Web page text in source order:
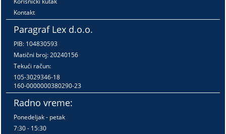
Kontakt
Paragraf Lex d.o.o.
PIB: 104830593
Matični broj: 20240156
Tekući račun:
105-3029346-18
160-0000000380290-23
Radno vreme:
Ponedeljak - petak
7:30 - 15:30